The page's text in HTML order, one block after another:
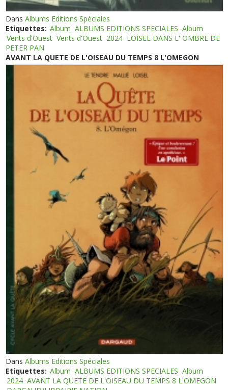
DansAlbums Editions Spéciales
Etiquettes: Album ALBUMS EDITIONS SPECIALES Album
Vents d'Ouest Vents d'Ouest 2024 LOISEL DANS L' OMBRE DE
PETER PAN
AVANT LA QUETE DE L'OISEAU DU TEMPS 8 L'OMEGON
DansAlbums Editions Spéciales
Etiquettes: Album ALBUMS EDITIONS SPECIALES Album
2024 AVANT LA QUETE DE L'OISEAU DU TEMPS 8 L'OMEGON